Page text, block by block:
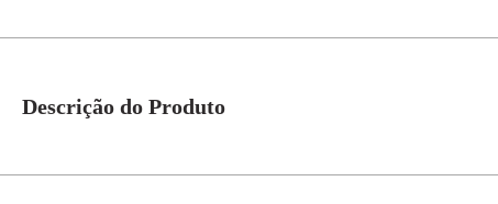
Descrição do Produto